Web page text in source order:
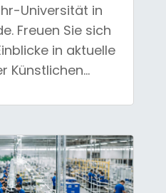
Universität in
Freuen Sie sich
in aktuelle
Künstlichen...